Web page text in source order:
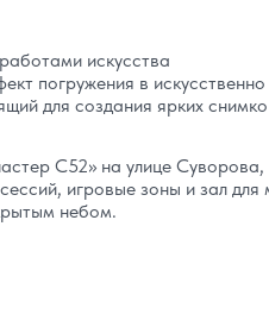
искусства
погружения в
для создания ярких
С52» на улице
игровые зоны и зал
небом.